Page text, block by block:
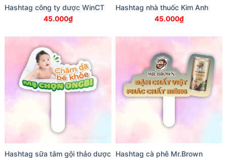
Hashtag công ty dược WinCT
45.000₫
Hashtag nhà thuốc Kim Anh
45.000₫
Hashtag sữa tắm gội thảo dược Hashtag cà phê Mr.Brown